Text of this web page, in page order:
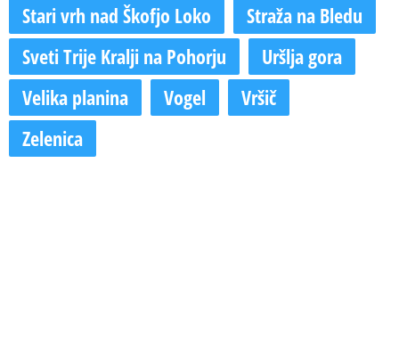
Stari vrh nad Škofjo Loko
Straža na Bledu
Sveti Trije Kralji na Pohorju
Uršlja gora
Velika planina
Vogel
Vršič
Zelenica